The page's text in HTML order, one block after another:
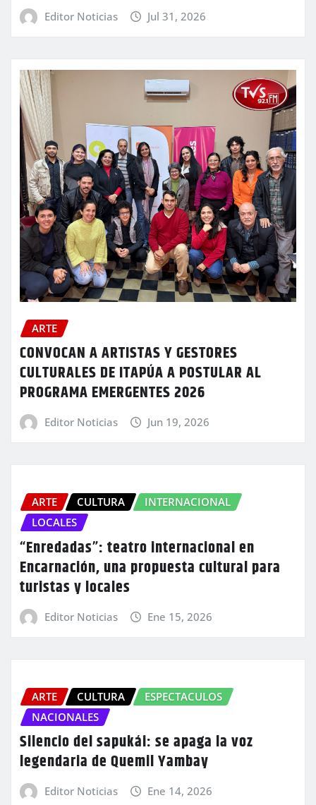
Editor Noticias Jul 31, 2026
ARTE
CONVOCAN A ARTISTAS Y GESTORES
CULTURALES DE ITAPÚA A POSTULAR AL
PROGRAMA EMERGENTES 2026
Editor Noticias Jun 19, 2026
ARTE CULTURA
INTERNACIONAL
LOCALES
“Enredadas”: teatro internacional en
Encarnación, una propuesta cultural para
turistas y locales
Editor Noticias Ene 15, 2026
ARTE CULTURA
ESPECTACULOS
NACIONALES
Silencio del sapukái: se apaga la voz
legendaria de Quemil Yambay
Editor Noticias Ene 14, 2026